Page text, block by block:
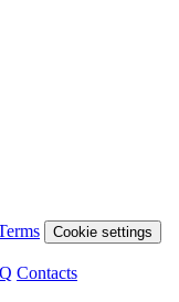
Cookie settings
Contacts